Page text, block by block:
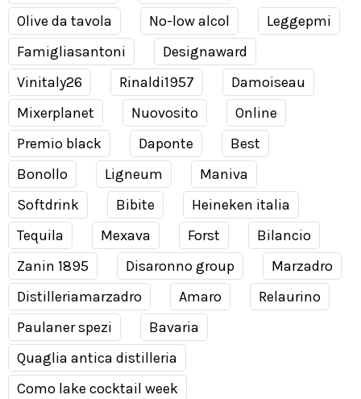
Olive da tavola
No-low alcol
Leggepmi
Famigliasantoni
Designaward
Vinitaly26
Rinaldi1957
Damoiseau
Mixerplanet
Nuovosito
Online
Premio black
Daponte
Best
Bonollo
Ligneum
Maniva
Softdrink
Bibite
Heineken italia
Tequila
Mexava Forst
Bilancio
Zanin 1895
Disaronno group
Marzadro
Distilleriamarzadro
Amaro
Relaurino
Paulaner spezi
Bavaria
Quaglia antica distilleria
Como lake cocktail week